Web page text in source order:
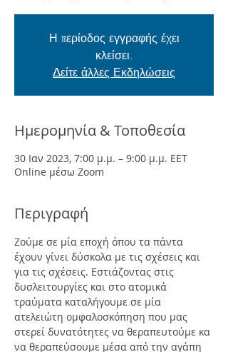
Η περίοδος εγγραφής έχει
κλείσει.
Δείτε άλλες Εκδηλώσεις
Ημερομηνία & Τοποθεσία
30 Ιαν 2023, 7:00 μ.μ. – 9:00 μ.μ. EET
Online μέσω Zoom
Περιγραφή
Ζούμε σε μία εποχή όπου τα πάντα
έχουν γίνει δύσκολα με τις σχέσεις και
για τις σχέσεις. Εστιάζοντας στις
δυσλειτουργίες και στο ατομικά
τραύματα καταλήγουμε σε μία
ατελειώτη ομφαλοσκόπηση που μας
στερεί δυνατότητες να θεραπευτούμε κα
να θεραπεύσουμε μέσα από την αγάπη